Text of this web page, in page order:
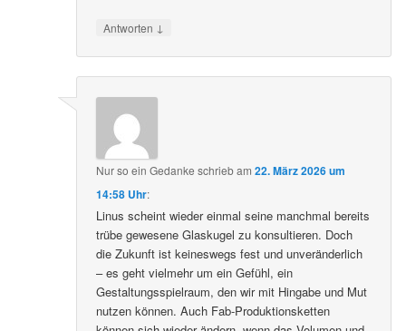
Antworten ↓
Nur so ein Gedanke schriebam22. März 2026 um
14:58 Uhr:
Linus scheint wieder einmal seine manchmal bereits
trübe gewesene Glaskugel zu konsultieren. Doch
die Zukunft ist keineswegs fest und unveränderlich
– es geht vielmehr um ein Gefühl, ein
Gestaltungsspielraum, den wir mit Hingabe und Mut
nutzen können. Auch Fab-Produktionsketten